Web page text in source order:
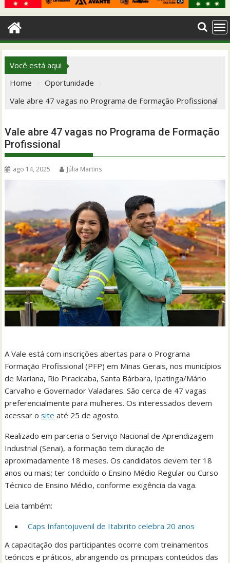
Você está aqui
Home
Oportunidade
Vale abre 47 vagas no Programa de Formação Profissional
Vale abre 47 vagas no Programa de Formação
Profissional
ago 14, 2025 Júlia Martins
A Vale está com inscrições abertas para o Programa
Formação Profissional (PFP) em Minas Gerais, nos municípios
de Mariana, Rio Piracicaba, Santa Bárbara, Ipatinga/Mário
Carvalho e Governador Valadares. São cerca de 47 vagas
preferencialmente para mulheres. Os interessados devem
acessar osite até 25 de agosto.
Realizado em parceria o Serviço Nacional de Aprendizagem
Industrial (Senai), a formação tem duração de
aproximadamente 18 meses. Os candidatos devem ter 18
anos ou mais; ter concluído o Ensino Médio Regular ou Curso
Técnico de Ensino Médio, conforme exigência da vaga.
Leia também:
Caps Infantojuvenil de Itabirito celebra 20 anos
A capacitação dos participantes ocorre com treinamentos
teóricos e práticos, abrangendo os principais conteúdos das